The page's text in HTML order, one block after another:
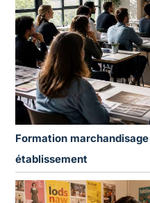
Formation
établissement